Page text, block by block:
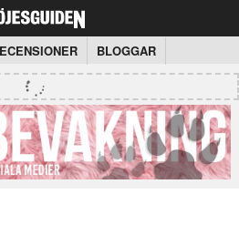
BLOGGAR